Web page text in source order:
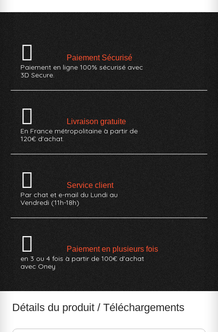
Paiement Sécurisé
Paiement en ligne 100% sécurisé avec
3D Secure.
Livraison gratuite
En France métropolitaine à partir de
120€ d'achat.
Service client
Par chat et e-mail du Lundi au
Vendredi (11h-18h)
Paiement en plusieurs fois
en 3 ou 4 fois à partir de 100€ d'achat
avec Oney
Détails du produit / Téléchargements